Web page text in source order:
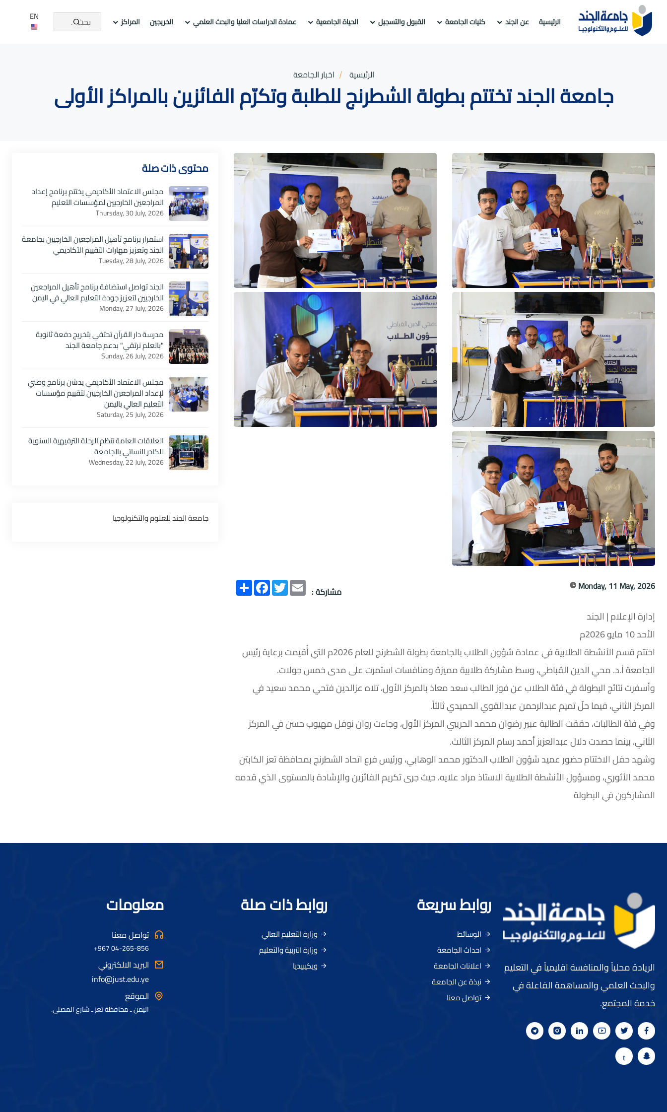
الرئيسية عن الجند كليات الجامعة القبول والتسجيل الحياة الجامعية عمادة الدراسات العليا والبحث العلمي الخريجين المراكز EN
الرئيسية اخبار الجامعة
جامعة الجند تختتم بطولة الشطرنج للطلبة وتكرّم الفائزين بالمراكز الأولى
Monday, 11 May, 2026 مشاركة : انشر
FacebookTwitter Email
إدارة الإعلام | الجند
الأحد 10 مايو 2026م
اختتم قسم الأنشطة الطلابية في عمادة شؤون الطلاب بالجامعة بطولة الشطرنج للعام 2026م التي أُقيمت برعاية رئيس
الجامعة أ.د. محي الدين القباطي، وسط مشاركة طلابية مميزة ومنافسات استمرت على مدى خمس جولات.
وأسفرت نتائج البطولة في فئة الطلاب عن فوز الطالب سعد معاذ بالمركز الأول، تلاه عزالدين فتحي محمد سعيد في
المركز الثاني، فيما حلّ تميم عبدالرحمن عبدالقوي الحميدي ثالثاً.
وفي فئة الطالبات، حققت الطالبة عبير رضوان محمد الحريبي المركز الأول، وجاءت روان نوفل مهيوب حسن في المركز
الثاني، بينما حصدت دلال عبدالعزيز أحمد رسام المركز الثالث.
وشهد حفل الاختتام حضور عميد شؤون الطلاب الدكتور محمد الوهابي، ورئيس فرع اتحاد الشطرنج بمحافظة تعز الكابتن
محمد الأثوري، ومسؤول الأنشطة الطلابية الاستاذ مراد علايه، حيث جرى تكريم الفائزين والإشادة بالمستوى الذي قدمه
المشاركون في البطولة
محتوى ذات صلة
مجلس الاعتماد الأكاديمي يختتم برنامج إعداد
المراجعين الخارجيين لمؤسسات التعليم
Thursday, 30 July, 2026
استمرار برنامج تأهيل المراجعين الخارجيين بجامعة
الجند وتعزيز مهارات التقييم الأكاديمي
Tuesday, 28 July, 2026
الجند تواصل استضافة برنامج تأهيل المراجعين
الخارجيين لتعزيز جودة التعليم العالي في اليمن
Monday, 27 July, 2026
مدرسة دار القرآن تحتفي بتخريج دفعة ثانوية
"بالعلم نرتقي" بدعم جامعة الجند
Sunday, 26 July, 2026
مجلس الاعتماد الأكاديمي يدشن برنامج وطني
لإعداد المراجعين الخارجيين لتقييم مؤسسات
التعليم العالي باليمن
Saturday, 25 July, 2026
العلاقات العامة تنظم الرحلة الترفيهية السنوية
للكادر النسائي بالجامعة
Wednesday, 22 July, 2026
‏جامعة الجند للعلوم والتكنولوجيا‏
الريادة محلياً والمنافسة اقليمياً في التعليم
والبحث العلمي والمساهمة الفاعلة في
خدمة المجتمع.
روابط سريعة
الوسائط
احداث الجامعة
اعلانات الجامعة
نبذة عن الجامعة
تواصل معنا
روابط ذات صلة
وزارة التعليم العالي
وزارة التربية والتعليم
ويكيبيديا
معلومات
تواصل معنا
04-265-856 967+
البريد الالكتروني
info@just.edu.ye
الموقع
اليمن ـ محافظة تعز ـ شارع المصلى.